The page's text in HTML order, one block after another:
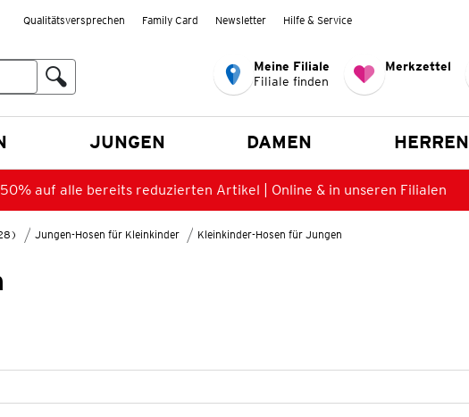
Qualitätsversprechen Family Card Newsletter Hilfe & Service
Meine Filiale
Filiale finden
Merkzettel
JUNGEN DAMEN HERREN
50% auf alle bereits reduzierten Artikel | Online & in unseren Filialen
Jungen-Hosen für Kleinkinder Kleinkinder-Hosen für Jungen